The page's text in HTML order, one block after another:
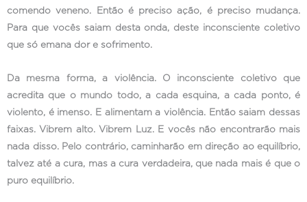
comendo veneno. Então é preciso ação, é preciso mudança.
Para que vocês saiam desta onda, deste inconsciente coletivo
que só emana dor e sofrimento.
Da mesma forma, a violência. O inconsciente coletivo que
acredita que o mundo todo, a cada esquina, a cada ponto, é
violento, é imenso. E alimentam a violência. Então saiam dessas
faixas. Vibrem alto. Vibrem Luz. E vocês não encontrarão mais
nada disso. Pelo contrário, caminharão em direção ao equilíbrio,
talvez até a cura, mas a cura verdadeira, que nada mais é que o
puro equilíbrio.